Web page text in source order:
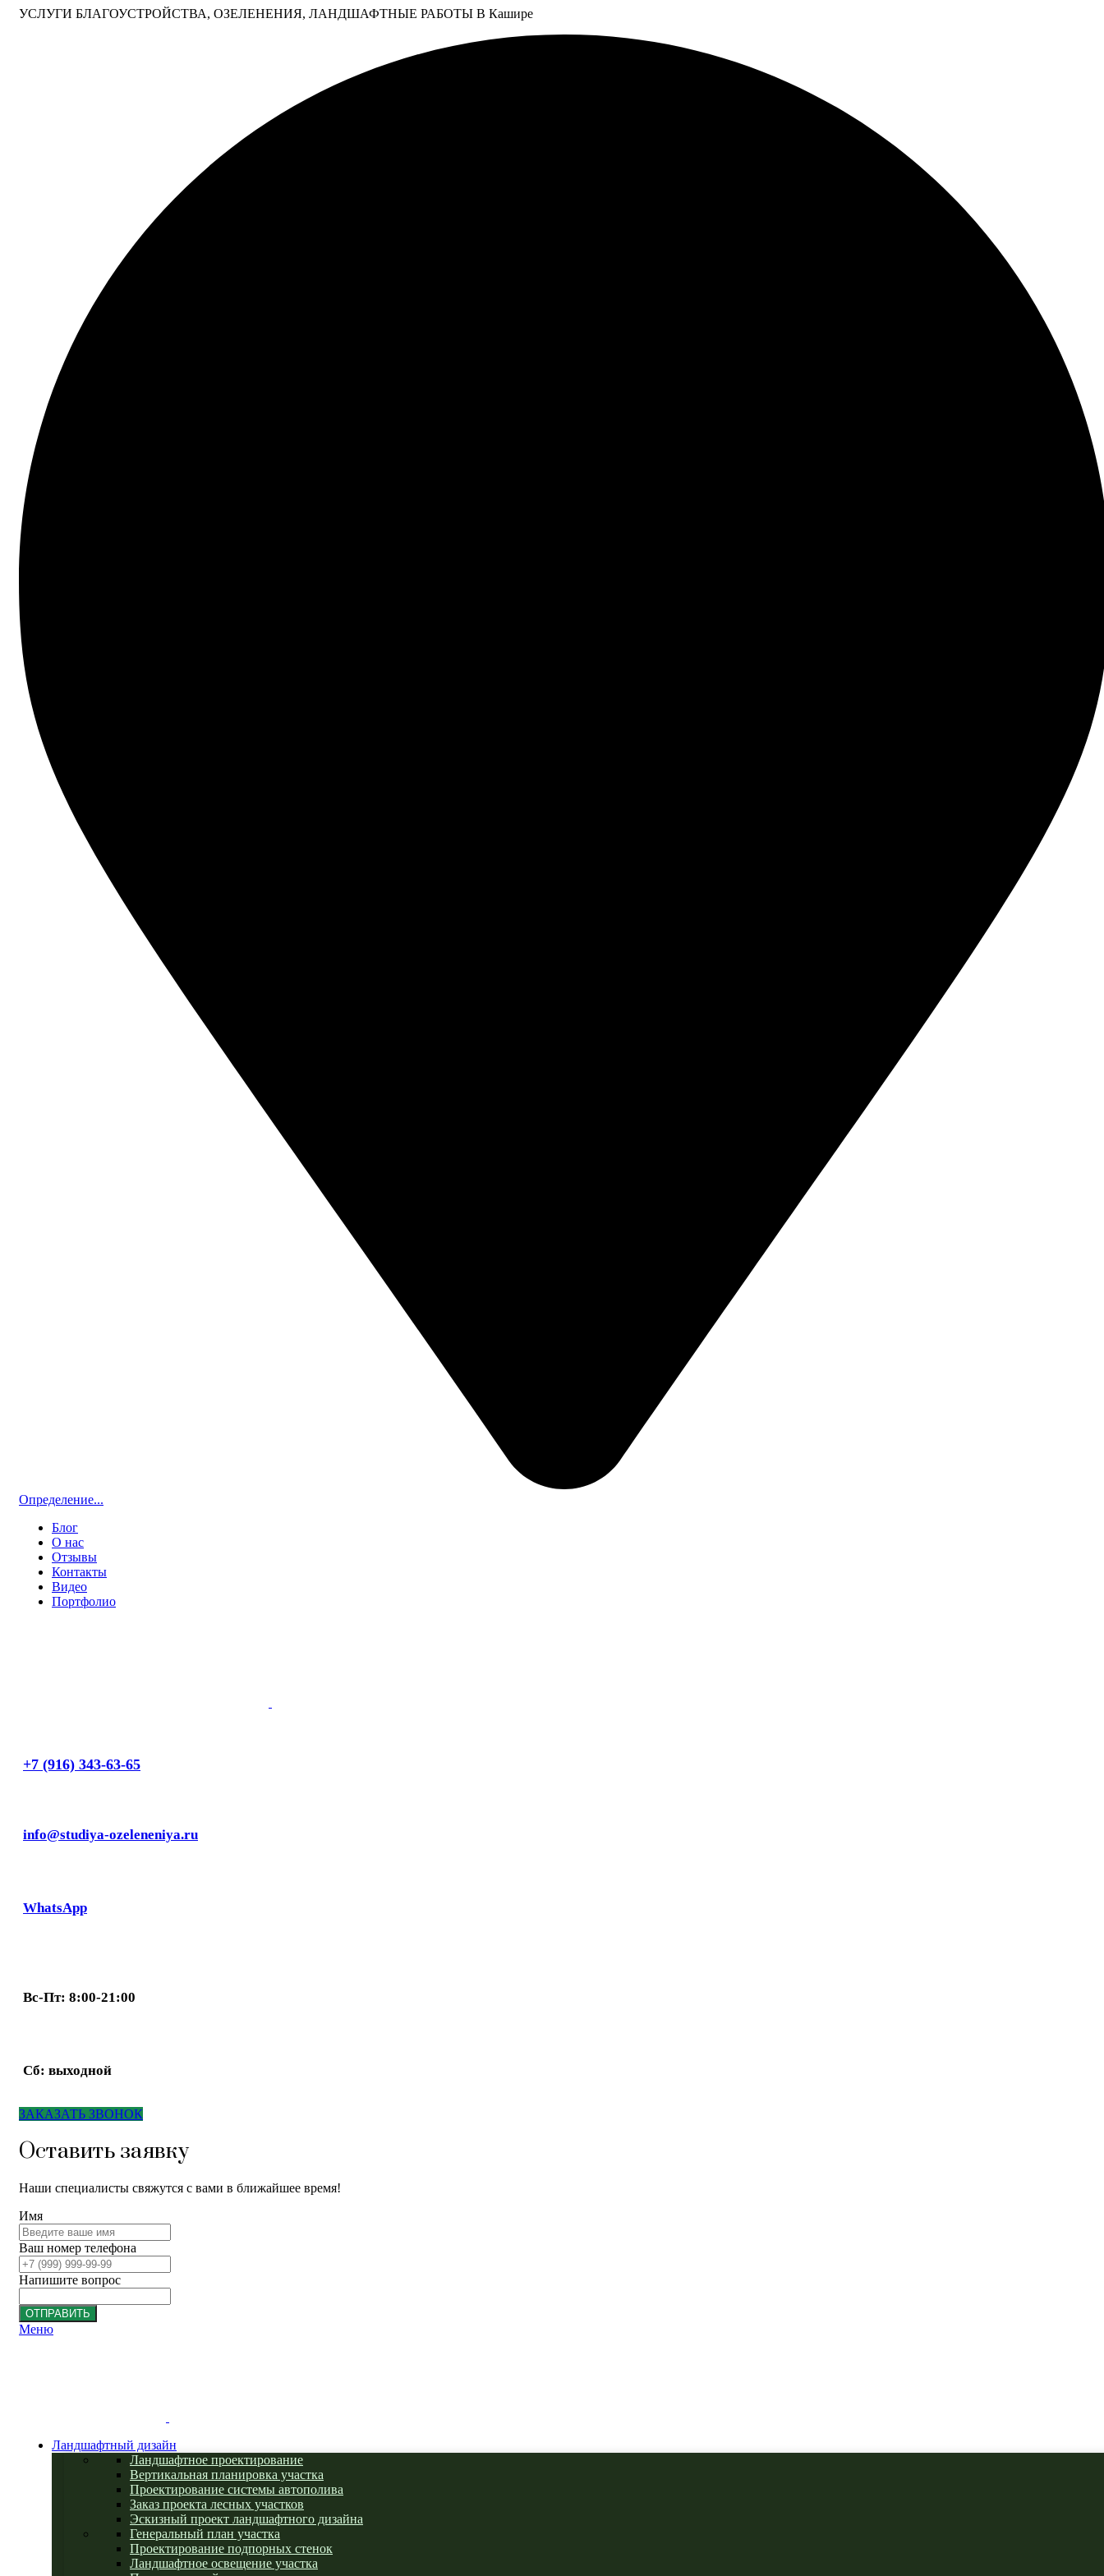
УСЛУГИ БЛАГОУСТРОЙСТВА, ОЗЕЛЕНЕНИЯ, ЛАНДШАФТНЫЕ РАБОТЫ В Кашире
Определение...
Блог
О нас
Отзывы
Контакты
Видео
Портфолио
+7 (916) 343-63-65
info@studiya-ozeleneniya.ru
WhatsApp
Вс-Пт: 8:00-21:00
Сб: выходной
ЗАКАЗАТЬ ЗВОНОК
Оставить заявку
Наши специалисты свяжутся с вами в ближайшее время!
Имя
Ваш номер телефона
Напишите вопрос
ОТПРАВИТЬ
Меню
Ландшафтный дизайн
Ландшафтное проектирование
Вертикальная планировка участка
Проектирование системы автополива
Заказ проекта лесных участков
Эскизный проект ландшафтного дизайна
Генеральный план участка
Проектирование подпорных стенок
Ландшафтное освещение участка